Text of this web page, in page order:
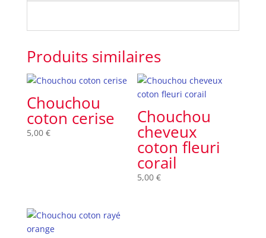
Produits similaires
Chouchou
coton cerise
5,00 €
Chouchou
cheveux
coton fleuri
corail
5,00€